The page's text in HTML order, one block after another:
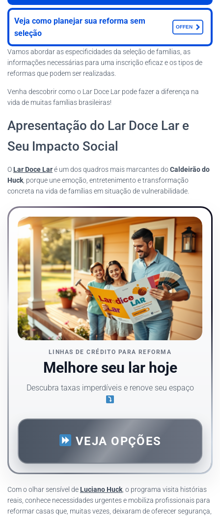
Veja como planejar sua reforma sem
seleção
OFFEN
Vamos abordar as especificidades da seleção de famílias, as
informações necessárias para uma inscrição eficaz e os tipos de
reformas que podem ser realizadas.
Venha descobrir como o Lar Doce Lar pode fazer a diferença na
vida de muitas famílias brasileiras!
Apresentação do Lar Doce Lar e
Seu Impacto Social
O Lar Doce Laré um dos quadros mais marcantes doCaldeirão do
Huck , porque une emoção, entretenimento e transformação
concreta na vida de famílias em situação de vulnerabilidade.
LINHAS DE CRÉDITO PARA REFORMA
Melhore seu lar hoje
Descubra taxas imperdíveis e renove seu espaço
VEJA OPÇÕES
Com o olhar sensível de Luciano Huck , o programa visita histórias
reais, conhece necessidades urgentes e mobiliza profissionais para
reformar casas que, muitas vezes, deixaram de oferecer segurança,